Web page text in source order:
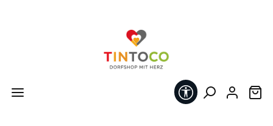
Werkzeugleiste